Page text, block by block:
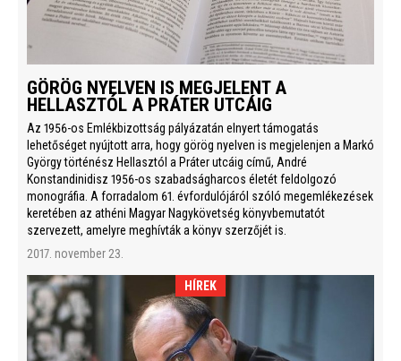
GÖRÖG NYELVEN IS MEGJELENT A
HELLASZTÓL A PRÁTER UTCÁIG
Az 1956-os Emlékbizottság pályázatán elnyert támogatás
lehetőséget nyújtott arra, hogy görög nyelven is megjelenjen a Markó
György történész Hellasztól a Práter utcáig című, André
Konstandinidisz 1956-os szabadságharcos életét feldolgozó
monográfia. A forradalom 61. évfordulójáról szóló megemlékezések
keretében az athéni Magyar Nagykövetség könyvbemutatót
szervezett, amelyre meghívták a könyv szerzőjét is.
2017. november 23.
HÍREK